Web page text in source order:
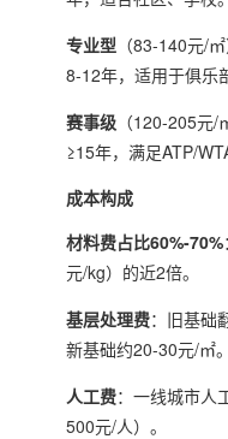
专业型 （83-140元/
8-12年，适用于俱乐
赛事级 （120-205元
≥15年，满足ATP/
成本构成
材料费占比60%-70%
元/kg）的近2倍。
基层处理费：旧基础
新基础约20-30元/㎡。
人工费：一线城市人
500元/人）。